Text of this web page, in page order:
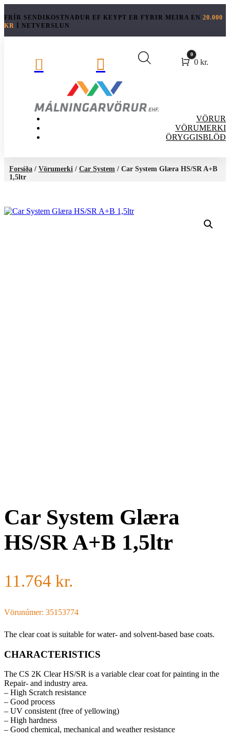
FRÍR SENDIKOSTNAÐUR EF KEYPT ER FYRIR MEIRA EN 20.000
KR Í NETVERSLUN
VÖRUR
VÖRUMERKI
ÖRYGGISBLÖÐ
  Cart
0
0kr.
Forsíða / Vörumerki / Car System / Car System Glæra HS/SR A+B
1,5ltr
Car System Glæra
HS/SR A+B 1,5ltr
11.764 kr.
Vörunúmer: 35153774
The clear coat is suitable for water- and solvent-based base coats.
CHARACTERISTICS
The CS 2K Clear HS/SR is a variable clear coat for painting in the
Repair- and industry area.
– High Scratch resistance
– Good process
– UV consistent (free of yellowing)
– High hardness
– Good chemical, mechanical and weather resistance